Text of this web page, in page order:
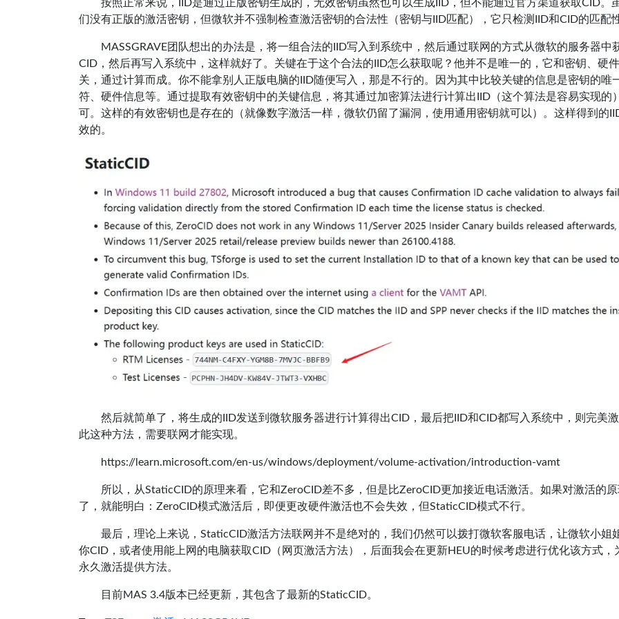
按照正常来说，IID是通过正版密钥生成的，无效密钥虽然也可以生成IID，但不能通过官方渠道获取CID。
们没有正版的激活密钥，但微软并不强制检查激活密钥的合法性（密钥与IID匹配），它只检测IID和CID的匹配
MASSGRAVE团队想出的办法是，将一组合法的IID写入到系统中，然后通过联网的方式从微软的服务器中
CID，然后再写入系统中，这样就好了。关键在于这个合法的IID怎么获取呢？他并不是唯一的，它和密钥、硬
关，通过计算而成。你不能拿别人正版电脑的IID随便写入，那是不行的。因为其中比较关键的信息是密钥的唯
符、硬件信息等。通过提取有效密钥中的关键信息，将其通过加密算法进行计算出IID（这个算法是容易实现的
可。这样的有效密钥也是存在的（就像数字激活一样，微软仍留了漏洞，使用通用密钥就可以）。这样得到的
效的。
然后就简单了，将生成的IID发送到微软服务器进行计算得出CID，最后把IID和CID都写入系统中，则完美
此这种方法，需要联网才能实现。
https://learn.microsoft.com/en-us/windows/deployment/volume-activation/introduction-vamt
所以，从StaticCID的原理来看，它和ZeroCID差不多，但是比ZeroCID更加接近电话激活。如果对激活的
了，就能明白：ZeroCID模式激活后，即便更改硬件激活也不会失效，但StaticCID模式不行。
最后，理论上来说，StaticCID激活方法联网并不是绝对的，我们仍然可以拨打微软客服电话，让微软小姐
你CID，或者使用能上网的电脑获取CID（网页激活方法），后面我会在更新HEU的时候考虑进行优化该方式，
永久激活提供方法。
目前MAS 3.4版本已经更新，其包含了最新的StaticCID。